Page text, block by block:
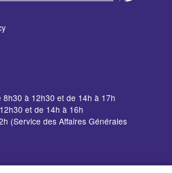
8h30 à 12h30 et de 14h à 17h
et de 14h à 16h
(Service des Affaires Générales